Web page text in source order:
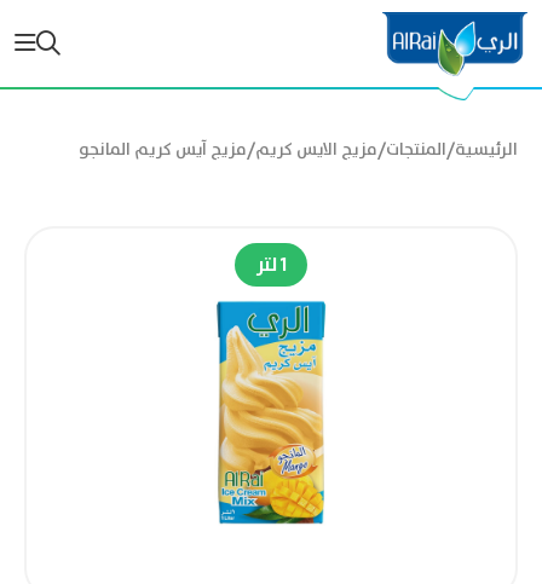
الرئيسية/المنتجات/مزيج الايس كريم/مزيج آيس كريم المانجو
1 لتر